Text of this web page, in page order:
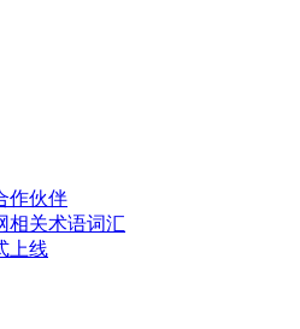
作伙伴
相关术语词汇
上线